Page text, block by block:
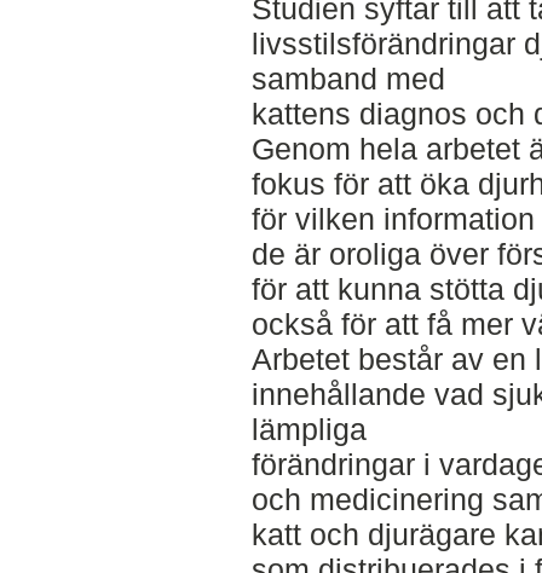
Studien syftar till att
livsstilsförändringar
samband med
kattens diagnos och
Genom hela arbetet
fokus för att öka
för vilken
de är oroliga över
för att kunna stötta
också för att få mer
Arbetet består av en
innehållande vad
lämpliga
förändringar i
och medicinering
katt och djurägare